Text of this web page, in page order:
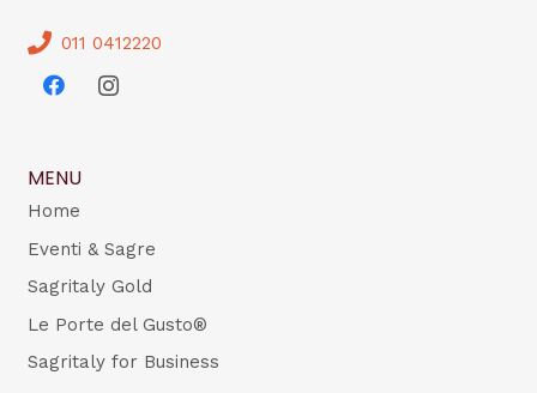
011 0412220
MENU
Home
Eventi & Sagre
Sagritaly Gold
Le Porte del Gusto®
Sagritaly for Business